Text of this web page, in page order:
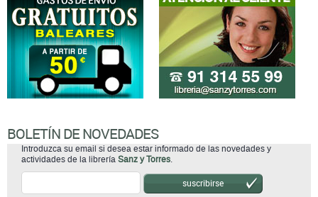
BOLETÍN DE NOVEDADES
Introduzca su email si desea estar informado de las novedades y
actividades de la librería Sanz y Torres.
suscribirse